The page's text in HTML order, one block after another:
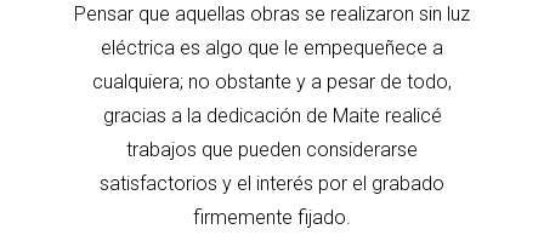
Pensar que aquellas obras se realizaron sin luz
eléctrica es algo que le empequeñece a
cualquiera; no obstante y a pesar de todo,
gracias a la dedicación de Maite realicé
trabajos que pueden considerarse
satisfactorios y el interés por el grabado
firmemente fijado.